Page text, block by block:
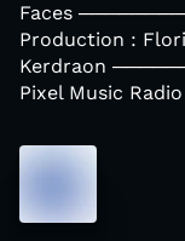
Faces
Production :
Kerdraon
Pixel Music